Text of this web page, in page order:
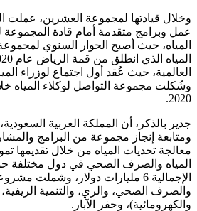
وخلال قيادتها لمجموعة العشرين،
عمل وبرامج متقدمة أمام قادة
المياه، حيث أصبح الحوار السنوي
العالمية، حيث عُقد أول اجتماع لوزراء
وشُكلت مجموعة التواصل لوكلاء المياه
2020.
جدير بالذكر، أن المملكة العربية
ومتابعة إنجاز مجموعة من البرامج
معالجة تحديات المياه من خلال تقديمها
المياه والصرف الصحي في دول مختلفة
الإجمالية 6 مليارات دولار،
والصرف الصحي، والري، والتنمية
والكهرومائية)، وحفر الآبار.